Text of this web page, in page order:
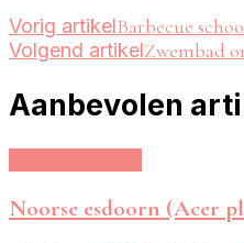
Vorig artikelBarbecue
Volgend artikelZwembad
Aanbevolen
Noorse esdoorn (Acer